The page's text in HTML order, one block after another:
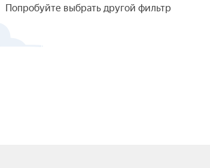
Попробуйте выбрать другой фильтр